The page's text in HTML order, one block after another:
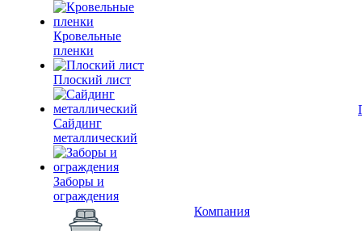
Кровельные
пленки
Плоский лист
Сайдинг
металлический
Заборы и
ограждения
Компания